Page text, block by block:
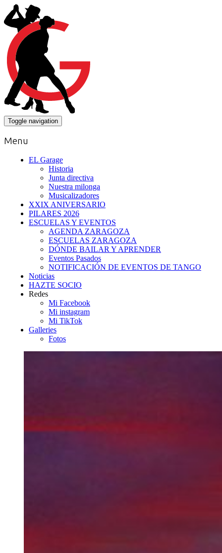
Toggle navigation
Menu
EL Garage
Historia
Junta directiva
Nuestra milonga
Musicalizadores
XXIX ANIVERSARIO
PILARES 2026
ESCUELAS Y EVENTOS
AGENDA ZARAGOZA
ESCUELAS ZARAGOZA
DÓNDE BAILAR Y APRENDER
Eventos Pasados
NOTIFICACIÓN DE EVENTOS DE TANGO
Noticias
HAZTE SOCIO
Redes
Mi Facebook
Mi instagram
Mi TikTok
Galleries
Fotos